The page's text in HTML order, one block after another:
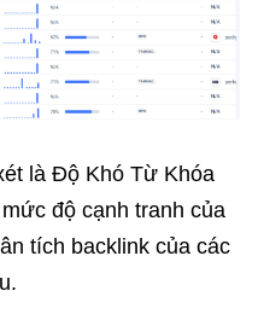
là Độ Khó Từ Khóa
độ cạnh tranh của
tích backlink của các